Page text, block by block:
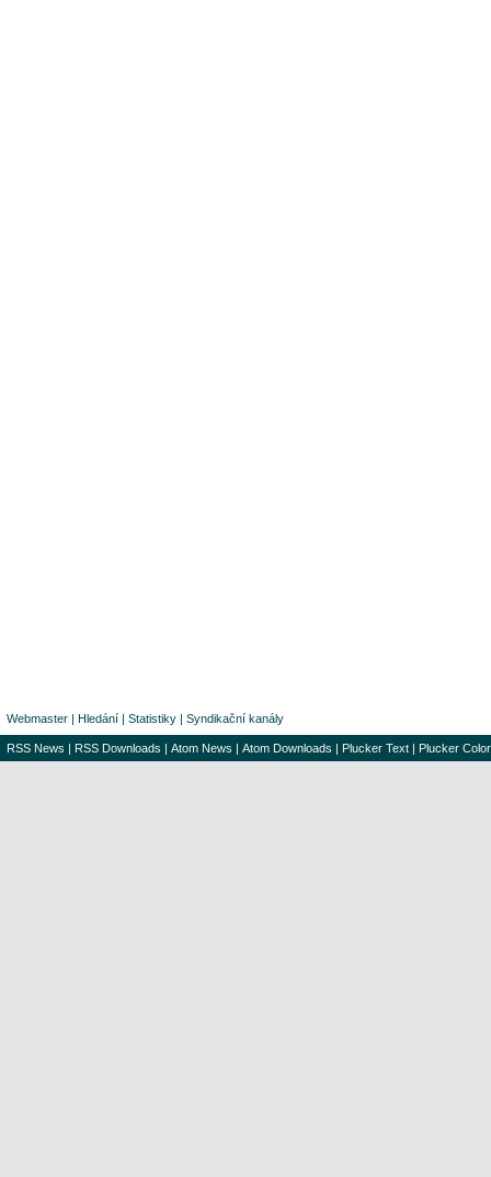
Webmaster | Hledání | Statistiky | Syndikační kanály
RSS News | RSS Downloads | Atom News | Atom Downloads | Plucker Text | Plucker Color